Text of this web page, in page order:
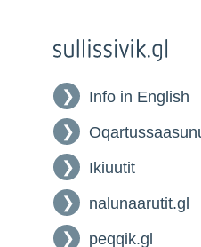
Info in English
Ikiuutit
nalunaarutit.gl
peqqik.gl